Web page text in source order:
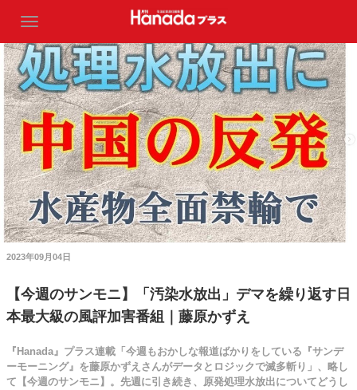
2023年09月04日
【今週のサンモニ】「汚染水放出」デマを繰り返す日
本最大級の風評加害番組｜藤原かずえ
『Hanada』プラス連載「今週もおかしな報道ばかりをしている『サンデ
ーモーニング』を藤原かずえさんがデータとロジックで滅多斬り」、略し
て【今週のサンモニ】。先週に引き続き、原発処理水放出についてどうし